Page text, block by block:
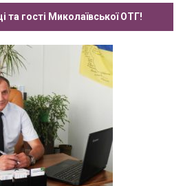
та гості Миколаївської ОТГ!